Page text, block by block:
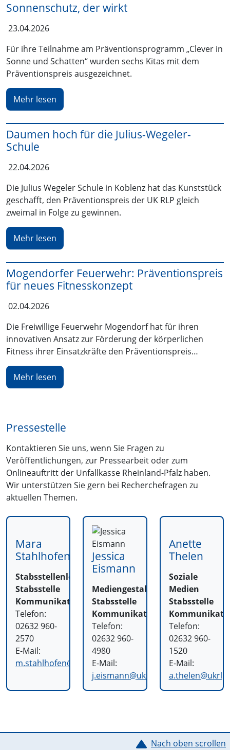
Sonnenschutz, der wirkt
23.04.2026
Für ihre Teilnahme am Präventionsprogramm „Clever in
Sonne und Schatten“ wurden sechs Kitas mit dem
Präventionspreis ausgezeichnet.
Mehr lesen
Daumen hoch für die Julius-Wegeler-
Schule
22.04.2026
Die Julius Wegeler Schule in Koblenz hat das Kunststück
geschafft, den Präventionspreis der UK RLP gleich
zweimal in Folge zu gewinnen.
Mehr lesen
Mogendorfer Feuerwehr: Präventionspreis
für neues Fitnesskonzept
02.04.2026
Die Freiwillige Feuerwehr Mogendorf hat für ihren
innovativen Ansatz zur Förderung der körperlichen
Fitness ihrer Einsatzkräfte den Präventionspreis…
Mehr lesen
Pressestelle
Kontaktieren Sie uns, wenn Sie Fragen zu
Veröffentlichungen, zur Pressearbeit oder zum
Onlineauftritt der Unfallkasse Rheinland-Pfalz haben.
Wir unterstützen Sie gern bei Recherchefragen zu
aktuellen Themen.
Mara
Stahlhofen
Stabsstellenleitung
Stabsstelle
Kommunikation
Telefon:
02632 960-
2570
E-Mail:
m.stahlhofen@
ukrlp.de
Jessica
Eismann
Mediengestalterin
Stabsstelle
Kommunikation
Telefon:
02632 960-
4980
E-Mail:
j.eismann@ukrlp.de
Anette
Thelen
Soziale
Medien
Stabsstelle
Telefon:
02632 960-
1520
E-Mail:
a.thelen@
Service Informationen Nach oben scrollen